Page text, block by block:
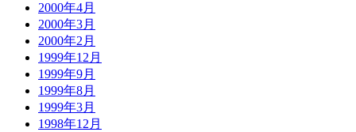
2000年4月
2000年3月
2000年2月
1999年12月
1999年9月
1999年8月
1999年3月
1998年12月